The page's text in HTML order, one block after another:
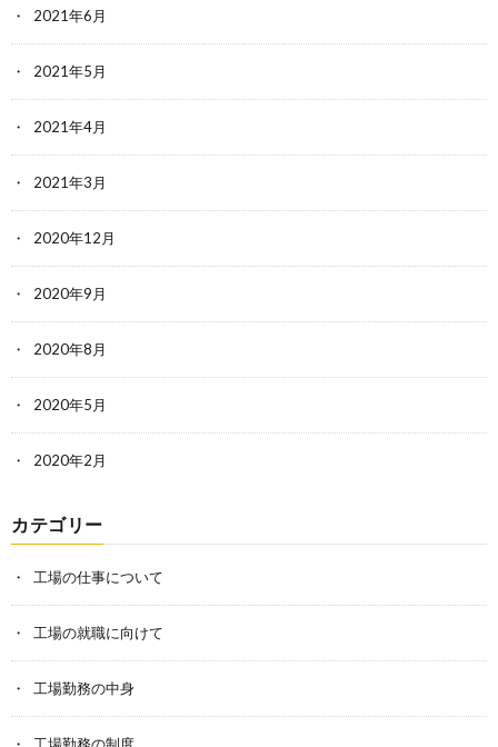
2021年6月
2021年5月
2021年4月
2021年3月
2020年12月
2020年9月
2020年8月
2020年5月
2020年2月
カテゴリー
工場の仕事について
工場の就職に向けて
工場勤務の中身